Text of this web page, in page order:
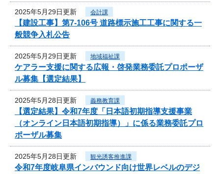
2025年5月29日更新 会計課
【建設工事】第7-106号 道路標示施工工事に関する一
般競争入札公告
2025年5月29日更新 地域福祉課
ケアラー支援に関する広報・啓発業務委託プロポーザ
ル募集【選定結果】
2025年5月28日更新 義務教育課
【選定結果】令和7年度「日本語初期指導支援事業
（オンライン日本語初期指導）」に係る業務委託プロ
ポーザル募集
2025年5月28日更新 観光誘客推進課
令和7年度岐阜県インバウンド向け世界レベルのデジ